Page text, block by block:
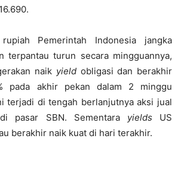
Pemerintah Indonesia jangka
terpantau turun secara mingguannya,
naik yield obligasi dan berakhir
pada akhir pekan dalam 2 minggu
terjadi di tengah berlanjutnya aksi jual
pasar SBN. Sementara yields US
berakhir naik kuat di hari terakhir.